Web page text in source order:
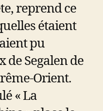
reprend ce
étaient
pu
de Segalen de
Orient.
« La